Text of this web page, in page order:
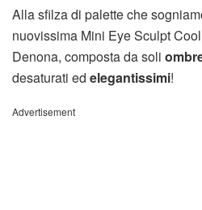
Alla sfilza di palette che
nuovissima Mini Eye Sculpt
Denona, composta da soli
desaturati ed elegantissimi!
Advertisement